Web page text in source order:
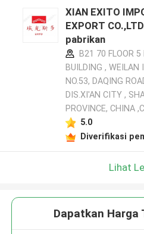
XIAN EXITO
EXPORT
pabrikan
B21 70 FLOOR 5
BUILDING , WEILAN
NO.53, DAQING
DIS.XI'AN CITY ,
PROVINCE, CHINA
5.0
Diverifikasi
Lihat
Dapatkan Harga